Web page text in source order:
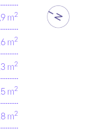
m2
m2
m2
m2
m2